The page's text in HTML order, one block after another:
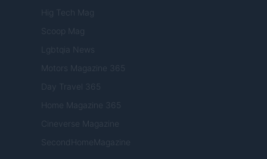
Hig Tech Mag
Scoop Mag
Lgbtqia News
Motors Magazine 365
Day Travel 365
Home Magazine 365
Cineverse Magazine
SecondHomeMagazine